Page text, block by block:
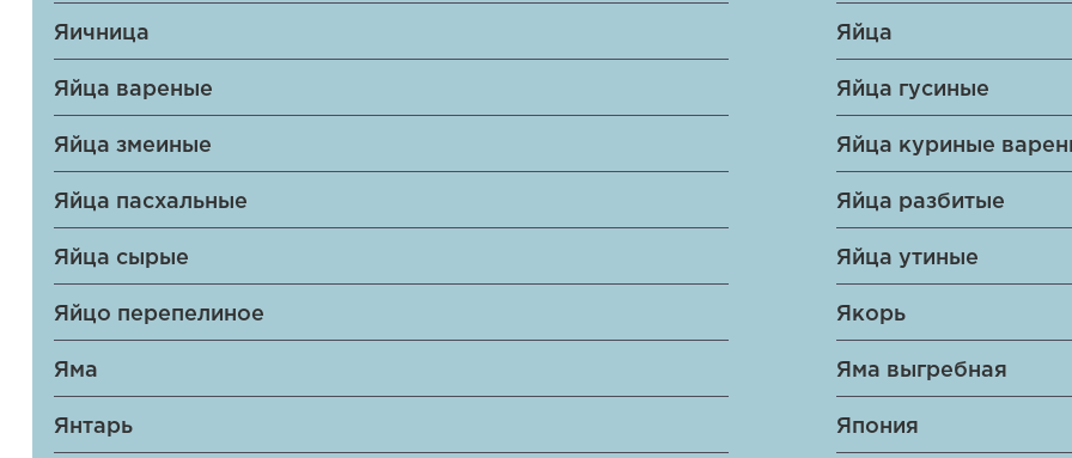
Яичница Яйца
Яйца вареные Яйца гусиные
Яйца змеиные Яйца куриные
Яйца пасхальные Яйца разбитые
Яйца сырые Яйца утиные
Яйцо перепелиное Якорь
Яма Яма выгребная
Янтарь Япония